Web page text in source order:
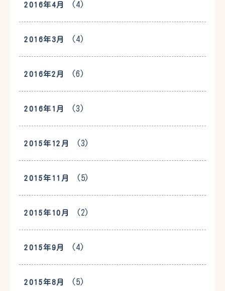
2016年4月 (4)
2016年3月 (4)
2016年2月 (6)
2016年1月 (3)
2015年12月 (3)
2015年11月 (5)
2015年10月 (2)
2015年9月 (4)
2015年8月 (5)